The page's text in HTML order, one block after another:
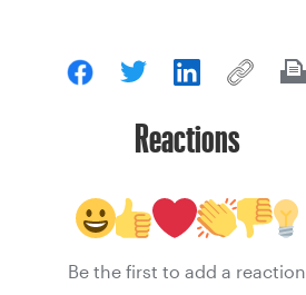
Reactions
Be the first to add a reaction